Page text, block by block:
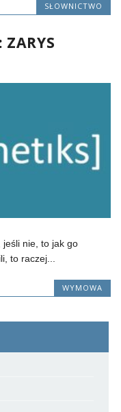
SŁOWNICTWO
jeśli nie, to jak go
to raczej...
WYMOWA